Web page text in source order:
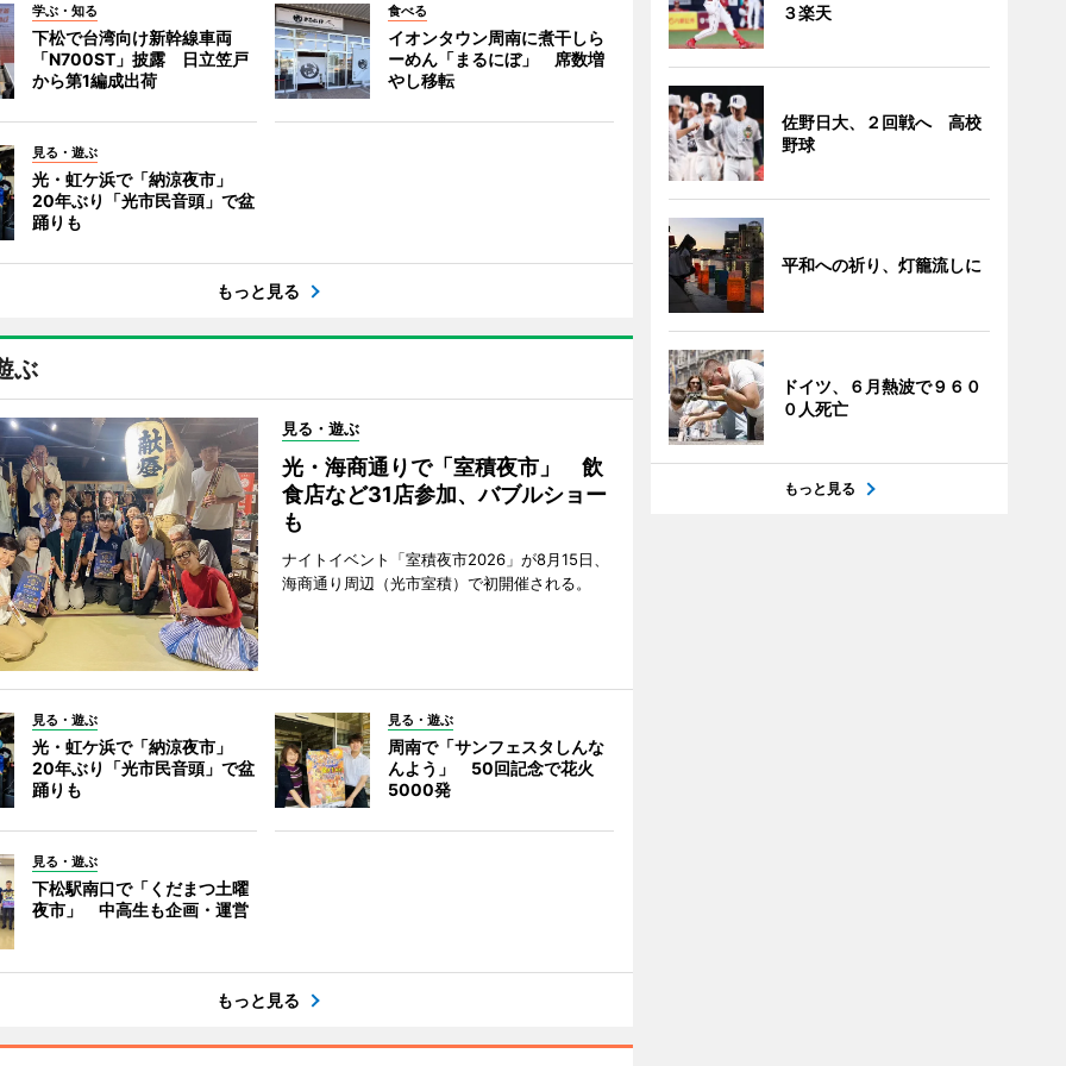
学ぶ・知る
下松で台湾向け新幹線車両
「N700ST」披露 日立笠戸
から第1編成出荷
食べる
イオンタウン周南に煮干しら
ーめん「まるにぼ」 席数増
やし移転
見る・遊ぶ
光・虹ケ浜で「納涼夜市」
20年ぶり「光市民音頭」で盆
踊りも
もっと見る
ぶ
見る・遊ぶ
光・海商通りで「室積夜市」 飲
食店など31店参加、バブルショー
も
ナイトイベント「室積夜市2026」が8月15日、
海商通り周辺（光市室積）で初開催される。
見る・遊ぶ
光・虹ケ浜で「納涼夜市」
20年ぶり「光市民音頭」で盆
踊りも
見る・遊ぶ
周南で「サンフェスタしんな
んよう」 50回記念で花火
5000発
見る・遊ぶ
下松駅南口で「くだまつ土曜
夜市」 中高生も企画・運営
もっと見る
３楽天
佐野日大、２回戦へ 高校
野球
平和への祈り、灯籠流しに
ドイツ、６月熱波で９６０
０人死亡
もっと見る